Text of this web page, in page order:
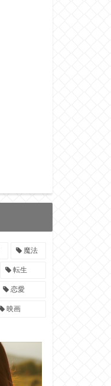
魔法
転生
恋愛
映画